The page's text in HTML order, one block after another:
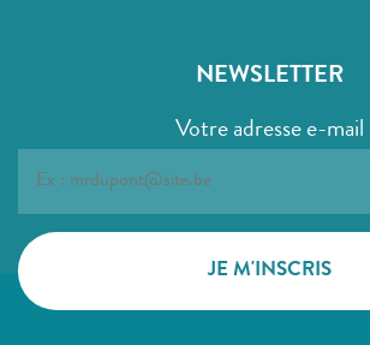
NEWSLETTER
Votre adresse e-mail